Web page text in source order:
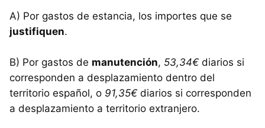
A) Por gastos de estancia, los importes que se
justifiquen.
B) Por gastos de manutención, 53,34€diarios si
corresponden a desplazamiento dentro del
territorio español, o 91,35€diarios si corresponden
a desplazamiento a territorio extranjero.